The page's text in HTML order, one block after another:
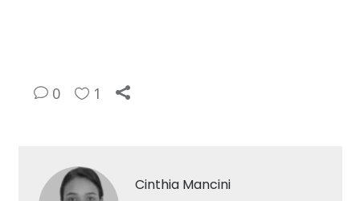
0 1
Cinthia Mancini